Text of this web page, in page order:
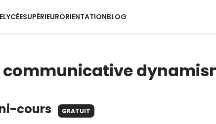
LYCÉESUPÉRIEURORIENTATIONBLOG
communicative
cours GRATUIT